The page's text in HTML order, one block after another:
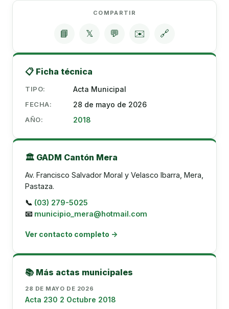
COMPARTIR
📘 𝕏 💬 ✉️ 🔗
📋 Ficha técnica
TIPO: Acta Municipal
FECHA: 28 de mayo de 2026
AÑO: 2018
🏛️ GADM Cantón Mera
Av. Francisco Salvador Moral y Velasco Ibarra, Mera,
Pastaza.
📞 (03) 279-5025
📧 municipio_mera@hotmail.com
Ver contacto completo →
📚 Más actas municipales
28 DE MAYO DE 2026
Acta 230 2 Octubre 2018